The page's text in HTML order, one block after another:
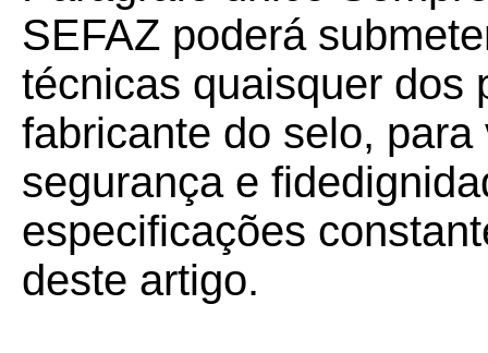
SEFAZ poderá
técnicas quaisquer dos
fabricante do selo,
segurança e
especificações
deste artigo.